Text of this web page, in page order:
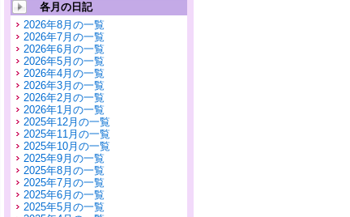
各月の日記
2026年8月の一覧
2026年7月の一覧
2026年6月の一覧
2026年5月の一覧
2026年4月の一覧
2026年3月の一覧
2026年2月の一覧
2026年1月の一覧
2025年12月の一覧
2025年11月の一覧
2025年10月の一覧
2025年9月の一覧
2025年8月の一覧
2025年7月の一覧
2025年6月の一覧
2025年5月の一覧